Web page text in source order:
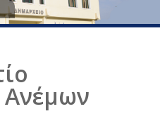
Ανέμων